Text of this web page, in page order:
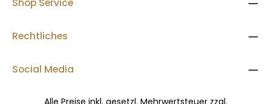
Shop Service
Rechtliches
Social Media